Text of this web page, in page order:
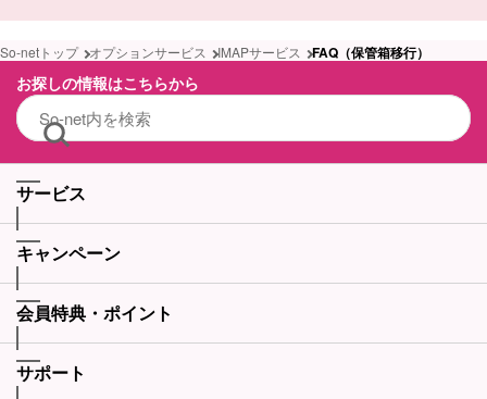
So-netトップ オプションサービス IMAPサービス FAQ（保管箱移行）
お探しの情報はこちらから
サービス
キャンペーン
会員特典・ポイント
サポート